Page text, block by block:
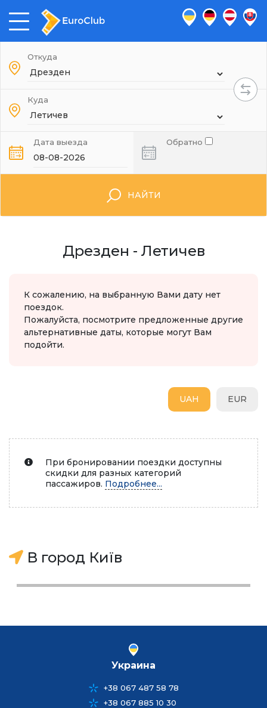
Откуда
Куда
Дата выезда Обратно
НАЙТИ
Дрезден - Летичев
К сожалению, на выбранную Вами дату нет
поездок.
Пожалуйста, посмотрите предложенные другие
альтернативные даты, которые могут Вам
подойти.
EUR
UAH
При бронировании поездки доступны
скидки для разных категорий
пассажиров. Подробнее...
В город Київ
Украина
+38 067 487 58 78
+38 067 885 10 30